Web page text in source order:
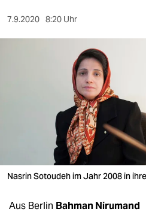
wahrheit
verlag
veranstaltungen
7.9.2020 8:20 Uhr
Nasrin Sotoudeh im Jahr 2008 in
Aus Berlin Bahman Nirumand